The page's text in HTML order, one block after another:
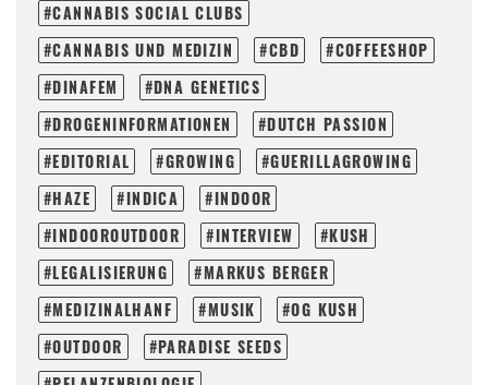
CANNABIS SOCIAL CLUBS
CANNABIS UND MEDIZIN
CBD
COFFEESHOP
DINAFEM
DNA GENETICS
DROGENINFORMATIONEN
DUTCH PASSION
EDITORIAL
GROWING
GUERILLAGROWING
HAZE
INDICA
INDOOR
INDOOROUTDOOR
INTERVIEW
KUSH
LEGALISIERUNG
MARKUS BERGER
MEDIZINALHANF
MUSIK
OG KUSH
OUTDOOR
PARADISE SEEDS